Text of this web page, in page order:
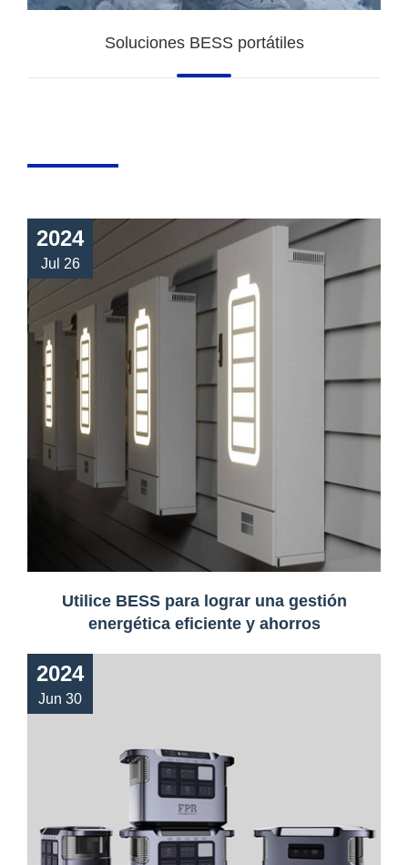
Soluciones BESS portátiles
2024
Jul 26
Utilice BESS para lograr una gestión
energética eficiente y ahorros
2024
Jun 30